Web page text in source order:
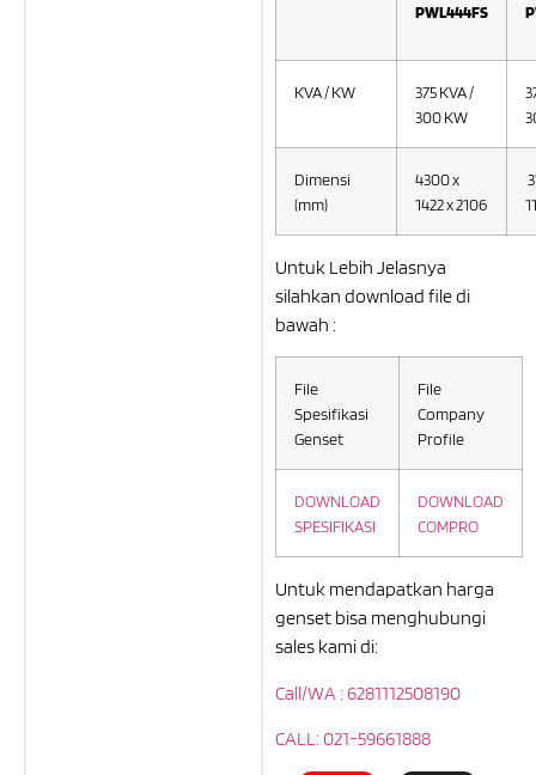
PWL444FS
KVA / KW
375 KVA /
300 KW
Dimensi
(mm)
4300 x
1422 x 2106
Untuk Lebih Jelasnya
silahkan download file di
bawah :
File
Spesifikasi
Genset
File
Company
Profile
DOWNLOAD
SPESIFIKASI
DOWNLOAD
COMPRO
Untuk mendapatkan harga
genset bisa menghubungi
sales kami di:
Call/WA : 6281112508190
CALL: 021-59661888